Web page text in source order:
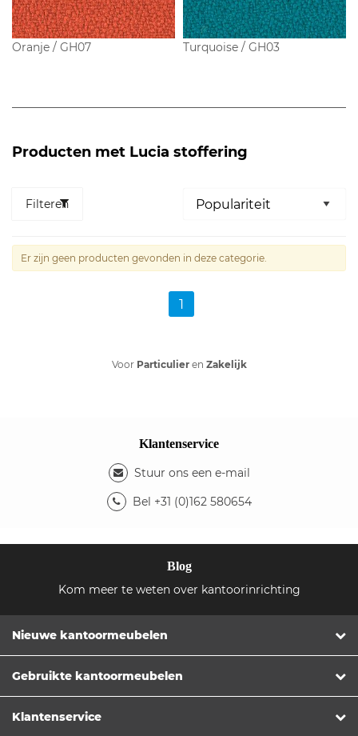
Oranje / GH07 Turquoise / GH03
Producten met Lucia stoffering
Filteren
Er zijn geen producten gevonden in deze categorie.
1
Bezoek onzeshowroom
Klantenservice
Stuur ons een e-mail
Bel +31 (0)162 580654
Blog
Kom meer te weten over kantoorinrichting
Nieuwe kantoormeubelen
Gebruikte kantoormeubelen
Klantenservice